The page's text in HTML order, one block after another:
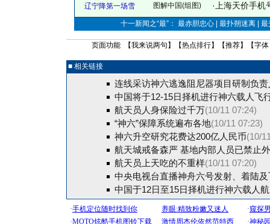
辽宁降第一场雪 图解中国(组图)
· 上海天价手
十一新闻之“最”： 最赤胆忠心 | 最扑朔迷离 |
页面功能 【我来说两句 】【热点排行】【推荐】【字体
■ 相关链接
连线采访神六逃逸阻尼器项目研制负
中国将于12-15日择机进行神六载人飞
航天员人身保险过千万(10/11 07:24)
“神六”保障系统遍布各地(10/11 07:23)
神六升空研究花费达200亿人民币(10/
航天城戒备森严 基地内部人员已禁止
航天员上天吃的不重样(10/11 07:20)
中央电视台直播神舟六号发射、着陆
中国于12日至15日择机进行神六载人